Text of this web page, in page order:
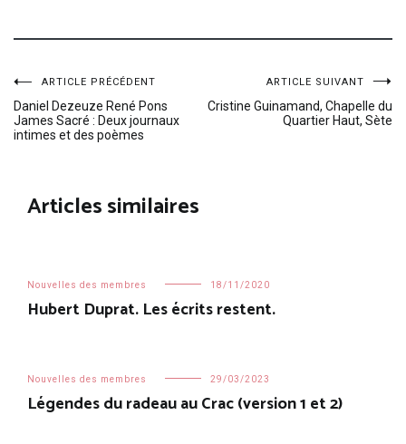
Navigation
de
l’article
ARTICLE PRÉCÉDENT
Daniel Dezeuze René Pons
James Sacré : Deux journaux
intimes et des poèmes
ARTICLE SUIVANT
Cristine Guinamand, Chapelle du
Quartier Haut, Sète
Articles similaires
Nouvelles des membres 18/11/2020
Hubert Duprat. Les écrits restent.
Nouvelles des membres 29/03/2023
Légendes du radeau au Crac (version 1 et 2)